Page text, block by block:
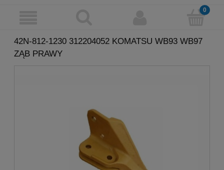
42N-812-1230 312204052 KOMATSU WB93 WB97
ZĄB PRAWY